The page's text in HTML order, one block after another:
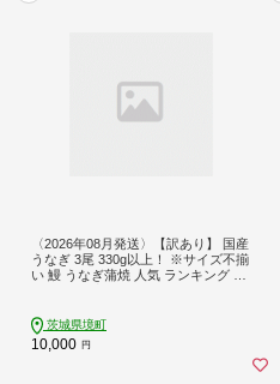
〈2026年08月発送〉【訳あり】 国産
うなぎ 3尾 330g以上！ ※サイズ不揃
い 鰻 うなぎ蒲焼 人気 ランキング ウ
茨城県境町
10,000 円